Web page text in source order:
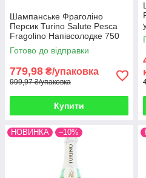
Шампанське Фраголіно
Персик Turino Salute Pesca
Fragolino Напівсолодке 750
мл Україна (6 шт/1 ящ)
Готово до відправки
779,98 ₴/упаковка
999,97 ₴/упаковка
Купити
НОВИНКА –10%